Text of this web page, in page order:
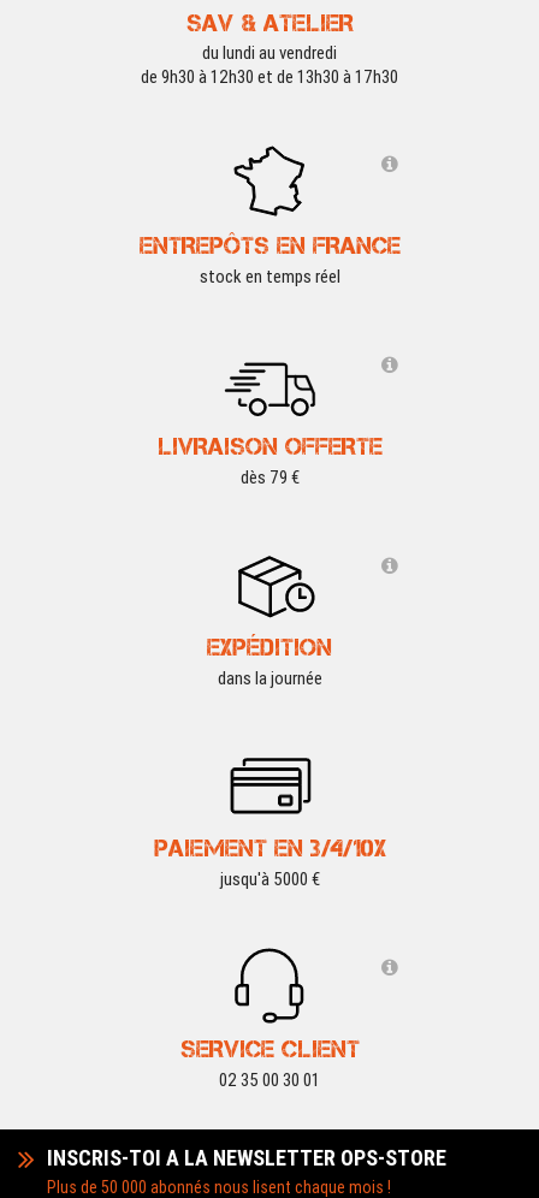
SAV & ATELIER
du lundi au vendredi
de 9h30 à 12h30 et de 13h30 à 17h30
ENTREPÔTS EN FRANCE
stock en temps réel
LIVRAISON OFFERTE
dès 79 €
EXPÉDITION
dans la journée
PAIEMENT EN 3/4/10X
jusqu'à 5000 €
SERVICE CLIENT
02 35 00 30 01
INSCRIS-TOI A LA NEWSLETTER OPS-STORE
Plus de 50 000 abonnés nous lisent chaque mois !